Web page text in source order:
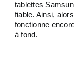
tablettes
fiable. Ainsi,
fonctionne
à fond.